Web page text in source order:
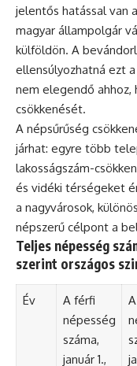
jelentős hatással van
magyar állampolgár
külföldön. A
ellensúlyozhatná ezt
nem elegendő ahhoz,
csökkenését.
A népsűrűség
járhat: egyre több
lakosságszám-
és vidéki térségeket
a nagyvárosok,
népszerű célpont a
Teljes népesség
szerint országos
Év
A férfi
népesség
száma,
január 1.,